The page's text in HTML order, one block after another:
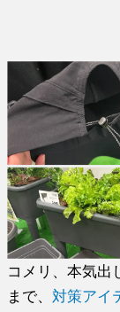
コメリ、本気出
まで、対策アイ